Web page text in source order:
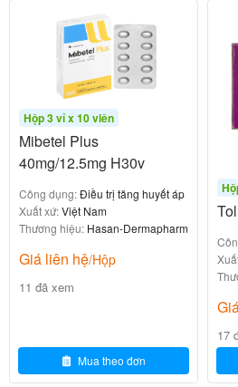
Dạng bào chế : Viên nén.
Quy cách đóng gói
: Hộp
hoặc hộp 3 vỉ × 10 viên (30
Hạn sử dụng
: 24-36 tháng
Phân loại: Thuốc kê đơn
Thuốc được bào chế theo
soát chất lượng nghiêm ngặt,
hợp dùng dài hạn. Đây là
vớiTwynsta, hiệu quả lâm
các nghiên cứu.
3. Thành phần chi tiết
kép mạnh mẽ của
Amlodipine 5mg
Hộp 3 vỉ x 10 viên
Mibetel Plus
40mg/12.5mg H30v
Công dụng:Điều trị tăng huyết áp
Xuất xứ:Việt Nam
Thương hiệu: Hasan-Dermapharm
Giá liên hệ/Hộp
11 đã xem
Mua theo đơn
17